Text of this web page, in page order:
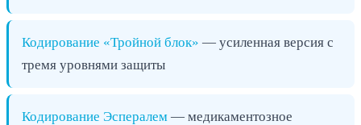
Кодирование «Тройной блок» — усиленная версия с
тремя уровнями защиты
Кодирование Эспералем — медикаментозное